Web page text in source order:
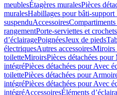
meublesÉtagères muralesPièces
muralesHabillages pour bâti-
suspenduAccessoires
rangementPorte-serviettes et
d’éclairagePoignéesJeux de pieds
électriquesAutres accessoiresMiroirs
toiletteMiroirsPièces détachées
intégréPièces détachées pour Avec
toilettePièces détachées pour
intégréPièces détachées pour Avec
intégréAccessoiresÉléments